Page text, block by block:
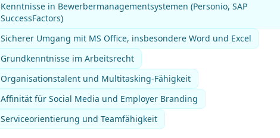
Kenntnisse in Bewerbermanagementsystemen (Personio, SAP
SuccessFactors)
Sicherer Umgang mit MS Office, insbesondere Word und Excel
Grundkenntnisse im Arbeitsrecht
Organisationstalent und Multitasking-Fähigkeit
Affinität für Social Media und Employer Branding
Serviceorientierung und Teamfähigkeit